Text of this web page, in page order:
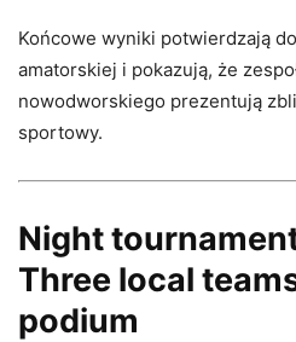
Końcowe wyniki potwierdzają
amatorskiej i pokazują, że
nowodworskiego prezentują
sportowy.
Night
Three local
podium